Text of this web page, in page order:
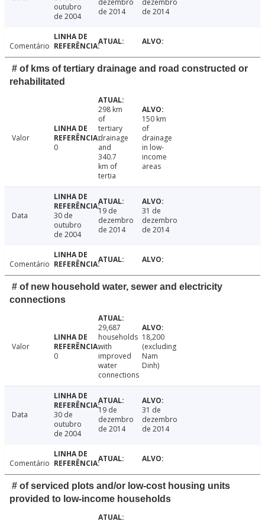
outubro
de 2004
dezembro
de 2014
dezembro
de 2014
Comentário
# of kms of tertiary drainage and road constructed or
rehabilitated
Valor
0
298 km
of
tertiary
drainage
and
340.7
km of
tertia
150 km
of
drainage
in low-
income
areas
Data
30 de
outubro
de 2004
19 de
dezembro
de 2014
31 de
dezembro
de 2014
Comentário
# of new household water, sewer and electricity
connections
Valor
0
29,687
households
with
improved
water
connections
18,200
(excluding
Nam
Dinh)
Data
30 de
outubro
de 2004
19 de
dezembro
de 2014
31 de
dezembro
de 2014
Comentário
# of serviced plots and/or low-cost housing units
provided to low-income households